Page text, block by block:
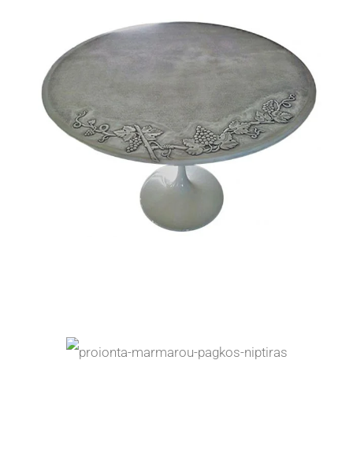
Τραπέζι από μάρμαρο